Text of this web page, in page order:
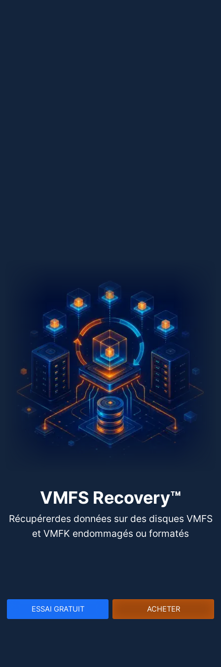
VMFS Recovery™
Récupérerdes données sur des disques VMFS
et VMFK endommagés ou formatés
ESSAI GRATUIT ACHETER